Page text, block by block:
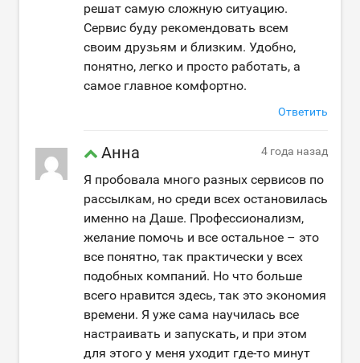
решат самую сложную ситуацию.
Сервис буду рекомендовать всем
своим друзьям и близким. Удобно,
понятно, легко и просто работать, а
самое главное комфортно.
Ответить
Анна 4 года назад
Я пробовала много разных сервисов по
рассылкам, но среди всех остановилась
именно на Даше. Профессионализм,
желание помочь и все остальное – это
все понятно, так практически у всех
подобных компаний. Но что больше
всего нравится здесь, так это экономия
времени. Я уже сама научилась все
настраивать и запускать, и при этом
для этого у меня уходит где-то минут